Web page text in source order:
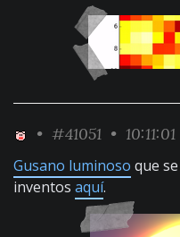
• #41051 •
Gusano luminoso que
inventos aquí.